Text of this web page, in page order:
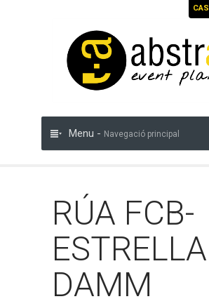
CAS
Menu - Navegació principal
RÚA FCB-
ESTRELLA
DAMM